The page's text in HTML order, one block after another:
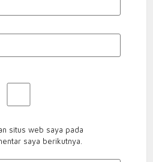
situs web saya pada
saya berikutnya.